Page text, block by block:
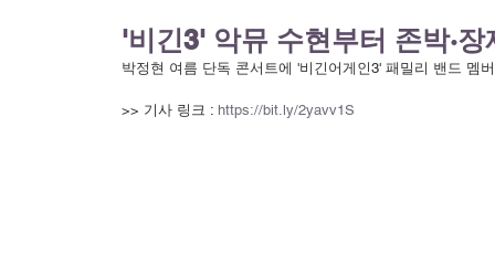
'비긴3' 악뮤 수현부터 존박·
박정현 여름 단독 콘서트에 '비긴어게인3' 패밀리 밴드 멤
>> 기사 링크 : https://bit.ly/2yavv1S